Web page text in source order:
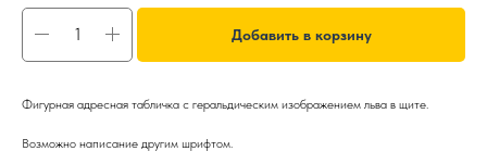
Добавить в корзину
Фигурная адресная табличка с геральдическим изображением льва в щите.
Возможно написание другим шрифтом.